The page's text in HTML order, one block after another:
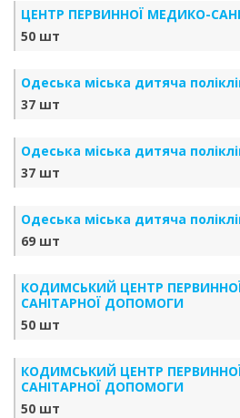
ЦЕНТР ПЕРВИННОЇ МЕДИКО-
50 шт
Одеська міська дитяча
37 шт
Одеська міська дитяча
37 шт
Одеська міська дитяча
69 шт
КОДИМСЬКИЙ ЦЕНТР
САНІТАРНОЇ ДОПОМОГИ
50 шт
КОДИМСЬКИЙ ЦЕНТР
САНІТАРНОЇ ДОПОМОГИ
50 шт